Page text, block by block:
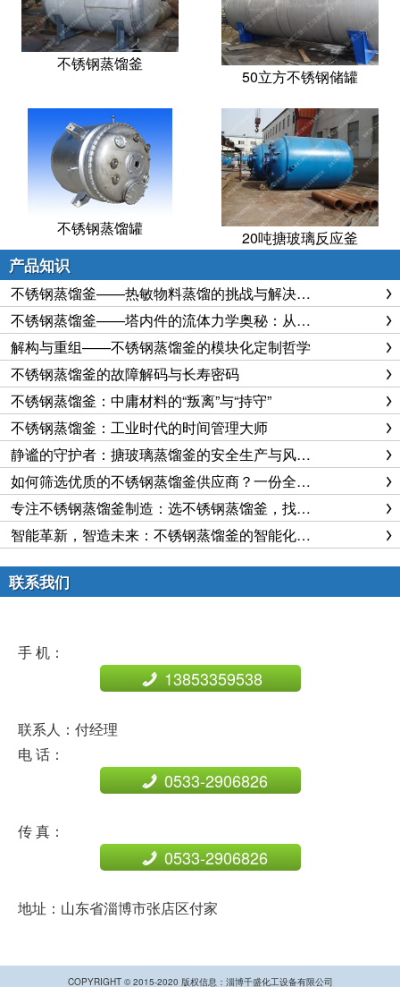
不锈钢蒸馏釜
50立方不锈钢储罐
不锈钢蒸馏罐 20吨搪玻璃反应釜
产品知识
不锈钢蒸馏釜——热敏物料蒸馏的挑战与解决方案
不锈钢蒸馏釜——塔内件的流体力学奥秘：从液泛到漏液的博弈
解构与重组——不锈钢蒸馏釜的模块化定制哲学
不锈钢蒸馏釜的故障解码与长寿密码
不锈钢蒸馏釜：中庸材料的“叛离”与“持守”
不锈钢蒸馏釜：工业时代的时间管理大师
静谧的守护者：搪玻璃蒸馏釜的安全生产与风险防控体系
如何筛选优质的不锈钢蒸馏釜供应商？一份全方位的采购指南
专注不锈钢蒸馏釜制造：选不锈钢蒸馏釜，找千盛化工
智能革新，智造未来：不锈钢蒸馏釜的智能化转型与发展趋势
联系我们
手 机：
13853359538
联系人：付经理
电 话：
0533-2906826
传 真：
0533-2906826
地址：山东省淄博市张店区付家
COPYRIGHT © 2015-2020 版权信息：淄博千盛化工设备有限公司